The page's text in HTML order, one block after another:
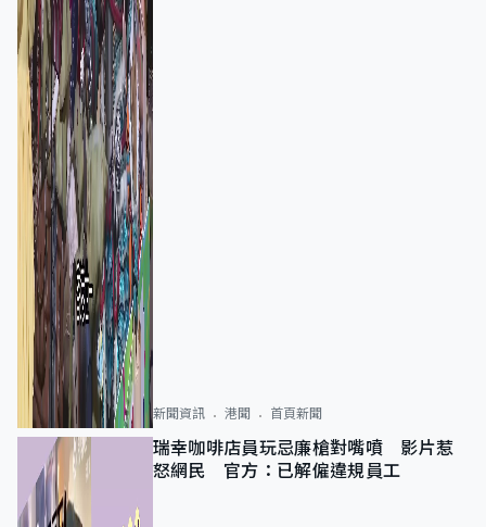
新聞資訊 港聞 首頁新聞
瑞幸咖啡店員玩忌廉槍對嘴噴 影片惹
怒網民 官方：已解僱違規員工